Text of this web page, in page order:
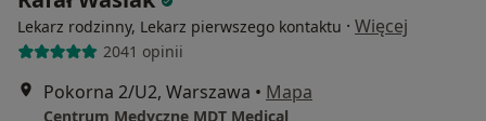
Lekarz rodzinny, Lekarz pierwszego kontaktu · Więcej
2041 opinii
Pokorna 2/U2, Warszawa • Mapa
Centrum Medyczne MDT Medical